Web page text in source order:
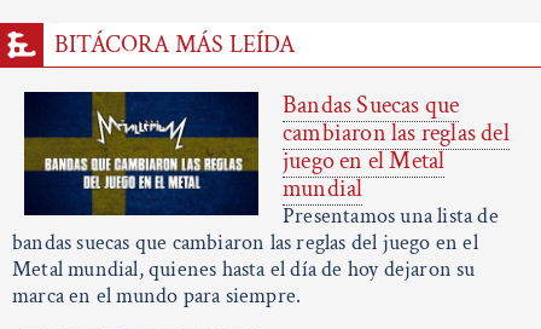
BITÁCORA MÁS LEÍDA
Bandas Suecas que
cambiaron las reglas del
juego en el Metal
mundial
Presentamos una lista de
bandas suecas que cambiaron las reglas del juego en el
Metal mundial, quienes hasta el día de hoy dejaron su
marca en el mundo para siempre.